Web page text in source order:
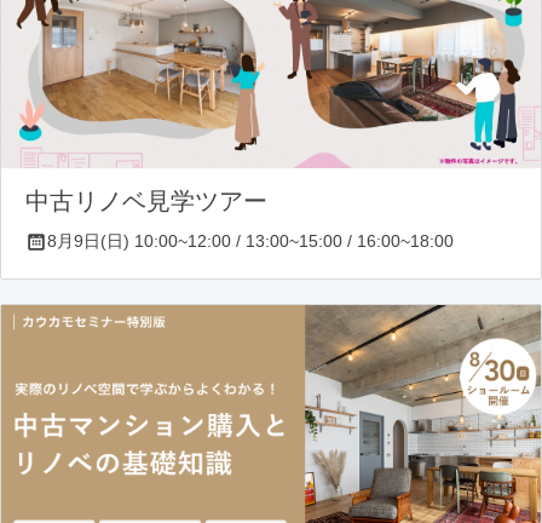
中古リノベ見学ツアー
8月9日(日) 10:00~12:00 / 13:00~15:00 / 16:00~18:00